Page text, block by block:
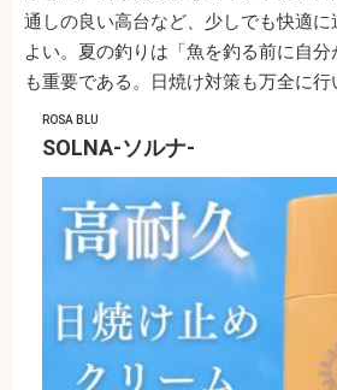
通しの良い高台など、少しでも快適に
よい。夏の釣りは「魚を釣る前に自
も重要である。日焼け対策も万全に行
ROSA BLU
SOLNA-ソルナ-